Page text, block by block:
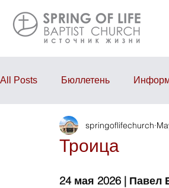
All Posts Бюллетень
Проповедь Годовой отчёт
Троица
springoflifechurch
24 мая 2026 | Павел